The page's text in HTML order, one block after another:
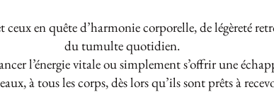
ceux en quête d’harmonie corporelle, de légèreté
du tumulte quotidien.
l’énergie vitale ou simplement s’offrir une
à tous les corps, dès lors qu’ils sont prêts à